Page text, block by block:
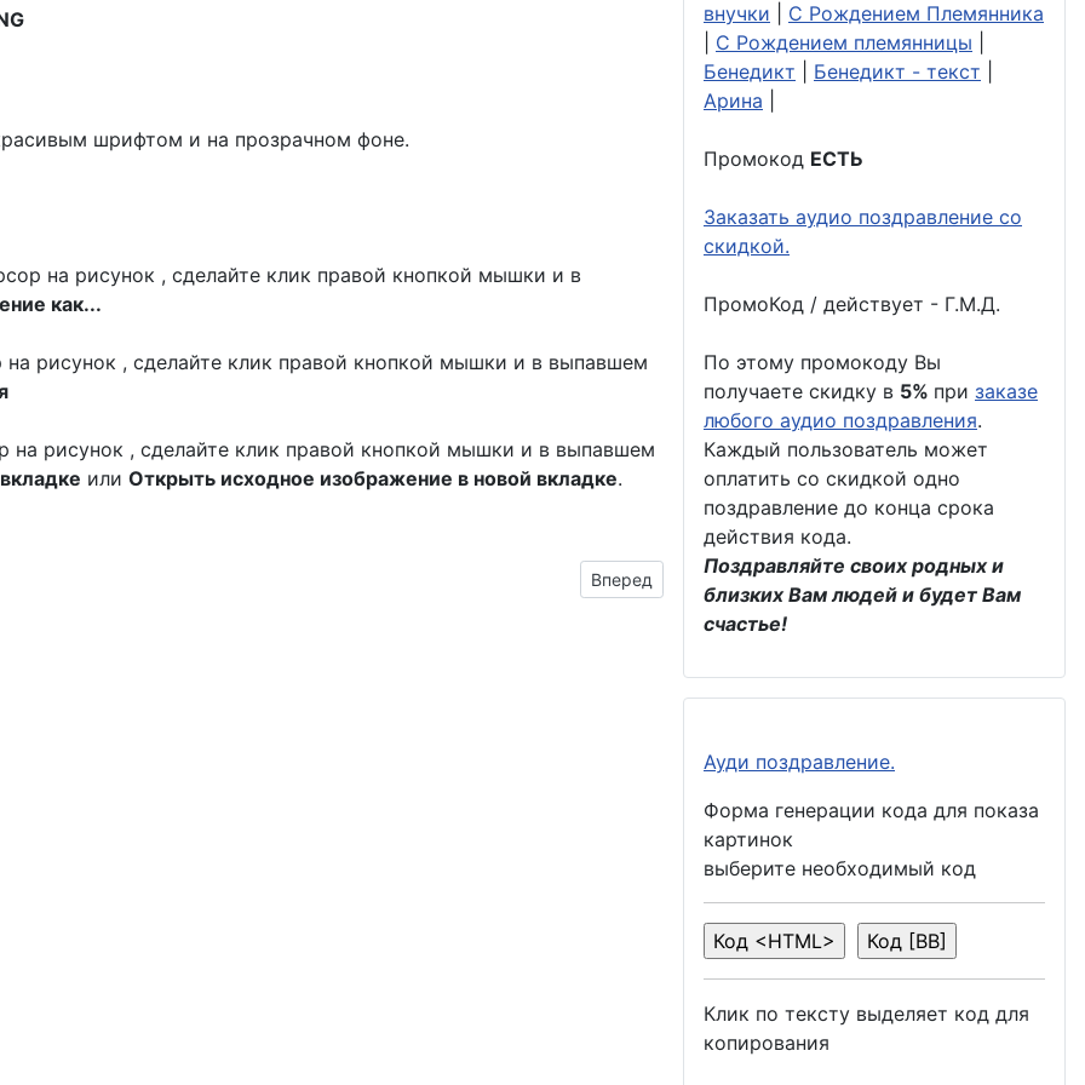
шрифтом и на прозрачном фоне.
на рисунок , сделайте клик правой кнопкой мышки и в
как...
на рисунок , сделайте клик правой кнопкой мышки и в выпавшем
на рисунок , сделайте клик правой кнопкой мышки и в выпавшем
или Открыть исходное изображение в новой вкладке.
Следующий материал: Всем удачи в этот день! - надпись
Вперед
внучки
С Рождением Племянника
С Рождением племянницы
Бенедикт
Бенедикт - текст
Арина
Промокод ЕСТЬ
Заказать аудио поздравление со
скидкой.
ПромоКод / действует - Г.М.Д.
По этому промокоду Вы
получаете скидку в 5% при заказе
любого аудио поздравления.
Каждый пользователь может
оплатить со скидкой одно
поздравление до конца срока
действия кода.
Поздравляйте своих родных и
близких Вам людей и будет Вам
счастье!
Ауди поздравление.
Форма генерации кода для показа
картинок
выберите необходимый код
Клик по тексту выделяет код для
копирования